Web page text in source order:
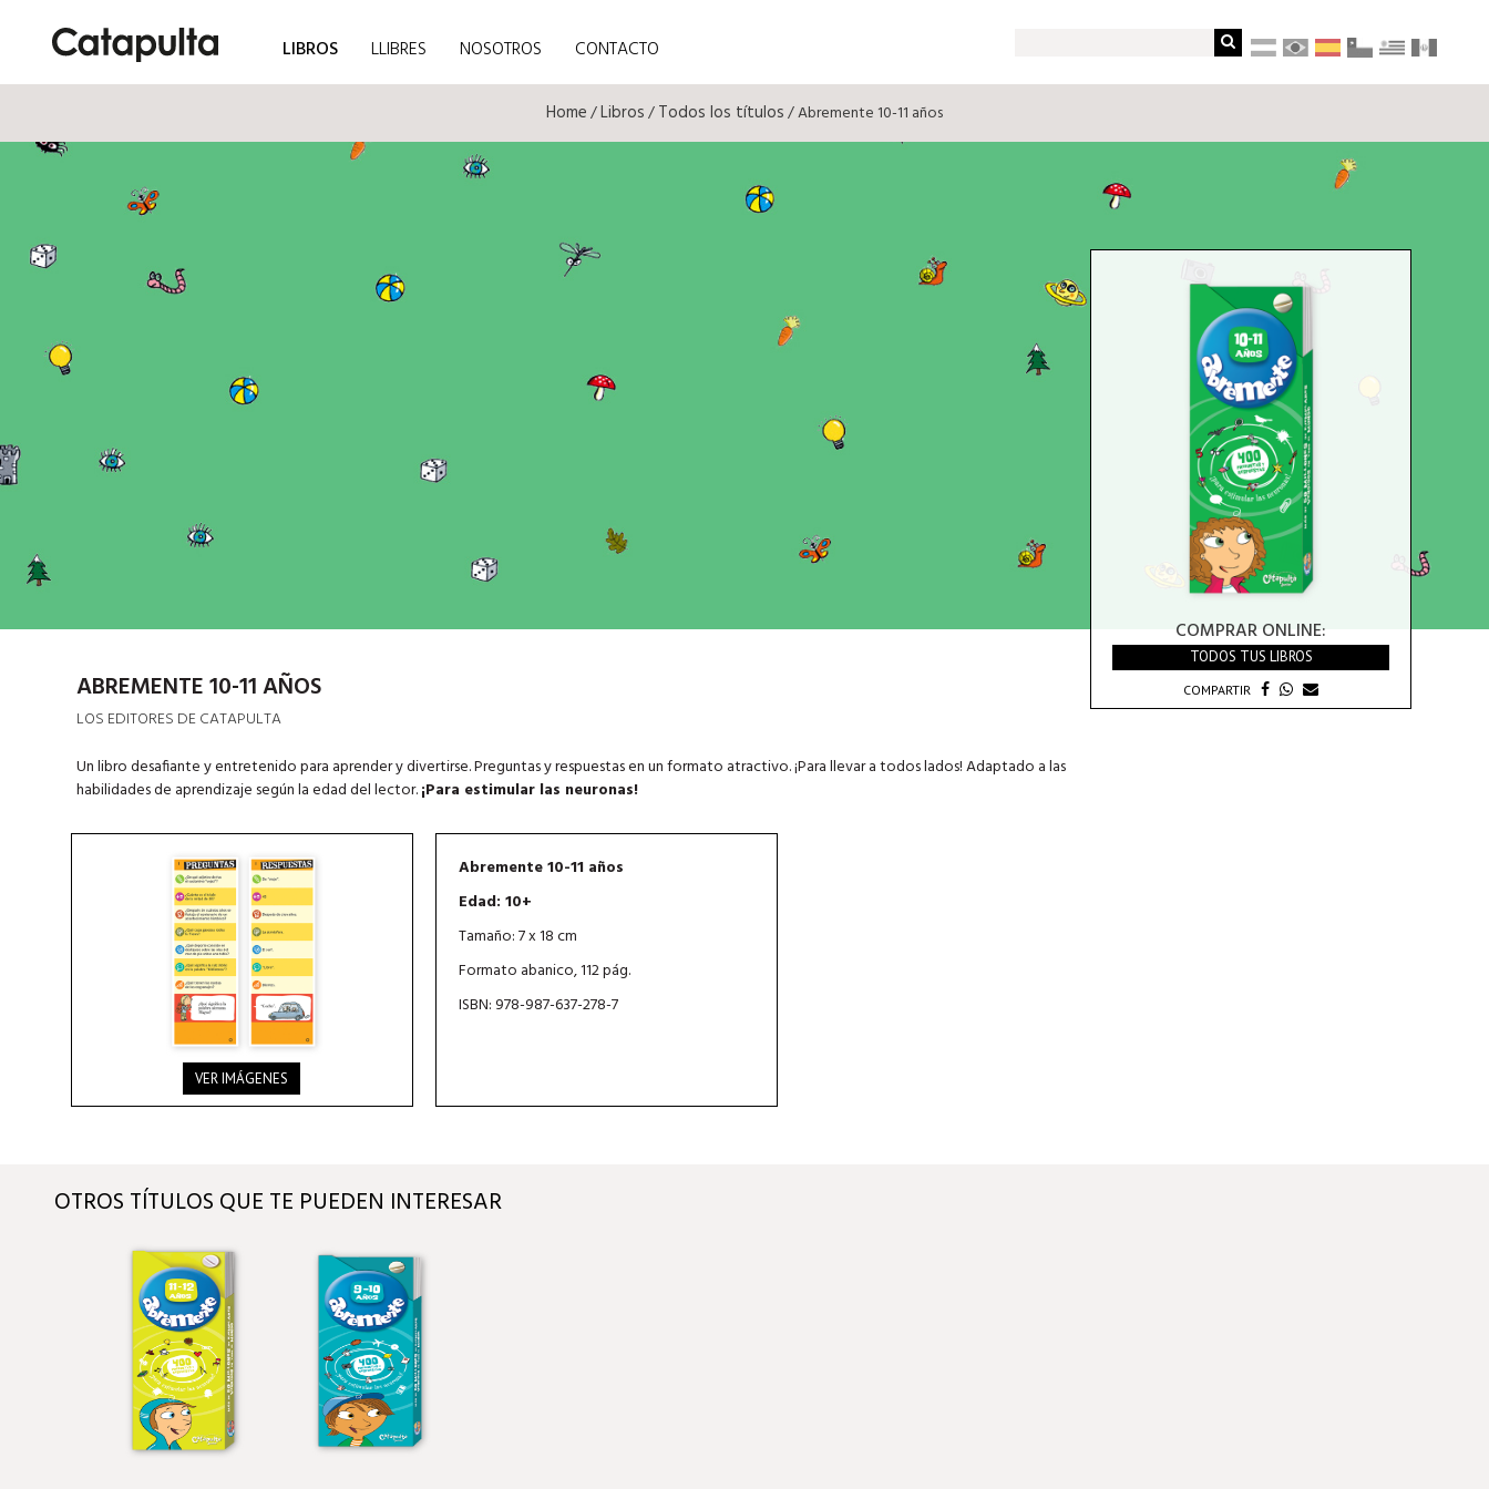
LIBROS LLIBRES NOSOTROS CONTACTO
Home/Libros/Todos los títulos/ Abremente 10-11 años
COMPRAR ONLINE:
TODOS TUS LIBROS
COMPARTIR
ABREMENTE 10-11 AÑOS
LOS EDITORES DE CATAPULTA
Un libro desafiante y entretenido para aprender y divertirse. Preguntas y respuestas en un formato atractivo. ¡Para llevar a todos lados! Adaptado a las
habilidades de aprendizaje según la edad del lector.¡Para estimular las neuronas!
VER IMÁGENES
Abremente 10-11 años
Edad: 10+
Tamaño: 7 x 18 cm
Formato abanico, 112 pág.
ISBN: 978-987-637-278-7
OTROS TÍTULOS QUE TE PUEDEN INTERESAR